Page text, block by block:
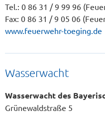
Tel.: 0 86 31 / 9 99 96
Fax: 0 86 31 / 9 05 06
www.feuerwehr-toeging.de
Wasserwacht
Wasserwacht des
Grünewaldstraße 5